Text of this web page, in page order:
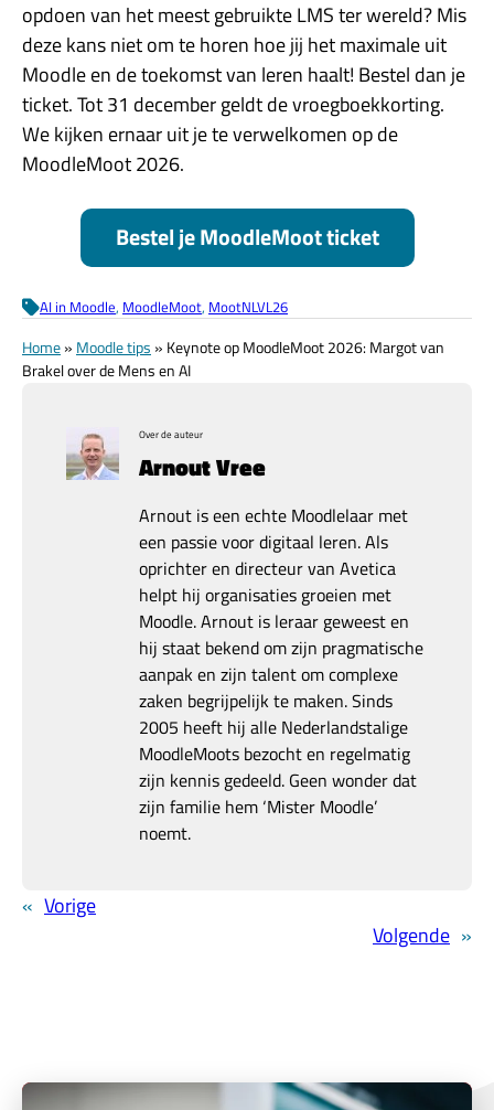
opdoen van het meest gebruikte LMS ter wereld? Mis
deze kans niet om te horen hoe jij het maximale uit
Moodle en de toekomst van leren haalt! Bestel dan je
ticket. Tot 31 december geldt de vroegboekkorting.
We kijken ernaar uit je te verwelkomen op de
MoodleMoot 2026.
Bestel je MoodleMoot ticket
AI in Moodle, MoodleMoot, MootNLVL26
Home» Moodle tips » Keynote op MoodleMoot 2026: Margot van
Brakel over de Mens en AI
Over de auteur
Arnout Vree
Arnout is een echte Moodlelaar met
een passie voor digitaal leren. Als
oprichter en directeur van Avetica
helpt hij organisaties groeien met
Moodle. Arnout is leraar geweest en
hij staat bekend om zijn pragmatische
aanpak en zijn talent om complexe
zaken begrijpelijk te maken. Sinds
2005 heeft hij alle Nederlandstalige
MoodleMoots bezocht en regelmatig
zijn kennis gedeeld. Geen wonder dat
zijn familie hem ‘Mister Moodle’
noemt.
« Vorige
Volgende »